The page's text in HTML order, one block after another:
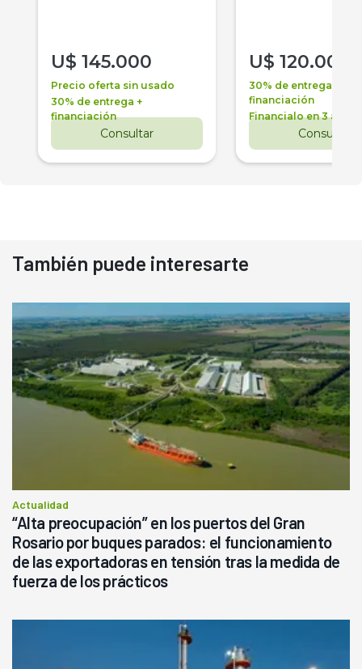
U$ 145.000
Precio oferta sin usado
30% de entrega +
financiación
Consultar
U$ 120.000
30% de entrega +
financiación
Financialo en 3 años
Consultar
También puede interesarte
Actualidad
“Alta preocupación” en los puertos del Gran
Rosario por buques parados: el funcionamiento
de las exportadoras en tensión tras la medida de
fuerza de los prácticos